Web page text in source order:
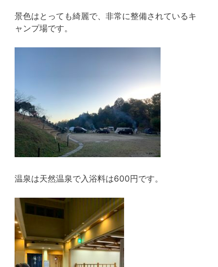
景色はとっても綺麗で、非常に整備されているキ
ャンプ場です。
温泉は天然温泉で入浴料は600円です。